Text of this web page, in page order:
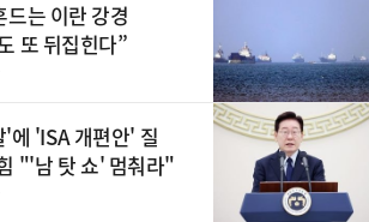
는 이란 강경
또 뒤집힌다”
에 'ISA 개편안' 질
"'남 탓 쇼' 멈춰라"